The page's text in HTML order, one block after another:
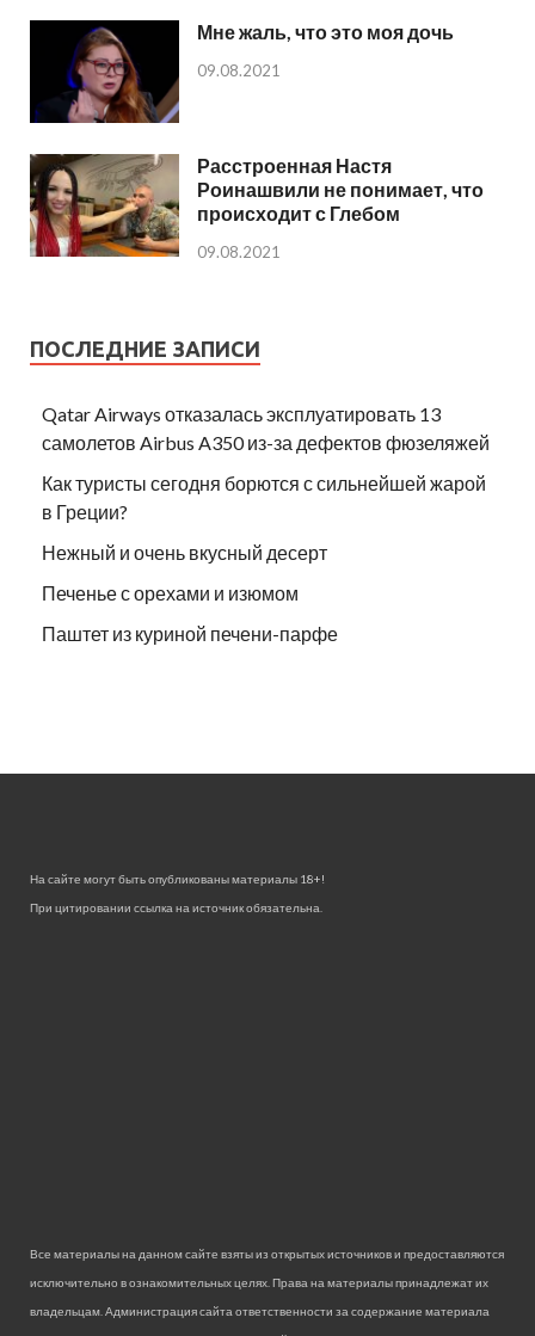
Мне жаль, что это моя дочь
09.08.2021
Расстроенная Настя
Роинашвили не понимает, что
происходит с Глебом
09.08.2021
ПОСЛЕДНИЕ ЗАПИСИ
Qatar Airways отказалась эксплуатировать 13
самолетов Airbus A350 из-за дефектов фюзеляжей
Как туристы сегодня борются с сильнейшей жарой
в Греции?
Нежный и очень вкусный десерт
Печенье с орехами и изюмом
Паштет из куриной печени-парфе
На сайте могут быть опубликованы материалы 18+!
При цитировании ссылка на источник обязательна.
Все материалы на данном сайте взяты из открытых источников и предоставляются
исключительно в ознакомительных целях. Права на материалы принадлежат их
владельцам. Администрация сайта ответственности за содержание материала